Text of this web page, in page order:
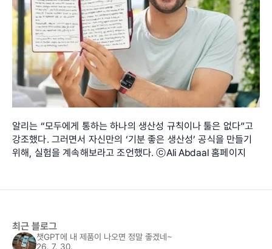
알리는 “모두에게 통하는 하나의 생산성 규칙이나 툴은 없다”고
강조했다. 그러면서 자신만의 ‘기분 좋은 생산성’ 공식을 만들기
위해, 실험을 계속해보라고 조언했다. ⓒAli Abdaal 홈페이지
최근 블로그
챗GPT에 내 제품이 나오면 정말 좋겠네~
26. 7. 30.